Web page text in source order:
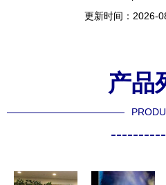
更新时间：2026-
产品